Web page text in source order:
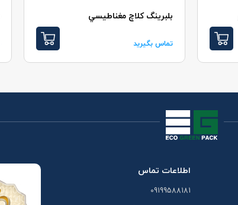
بلبرينگ کلاچ مغناطيسي
تماس بگیرید
اطلاعات تماس
09199588181